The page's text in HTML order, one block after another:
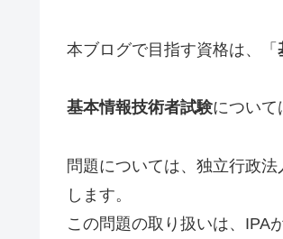
本ブログで目指す資格は、「
基本情報技術者試験について
問題については、独立行政
します。
この問題の取り扱いは、IPA